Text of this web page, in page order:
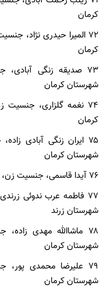
کرمان
کرمان
شهرستان کرمان
کرمان
شهرستان کرمان
۷۶ آیدا قاسمی، جنسیت زن، سن ۱۱ سال، ملیت ایرانی، شهرستان کرمان
شهرستان زرند
شهرستان کرمان
شهرستان کرمان